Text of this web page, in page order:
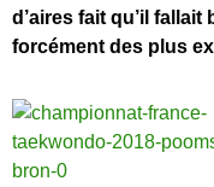
d’aires fait qu’il
forcément des plus